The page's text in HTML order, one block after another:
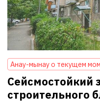
Анау-мынау о текущем
Сейсмостойкий
строительного